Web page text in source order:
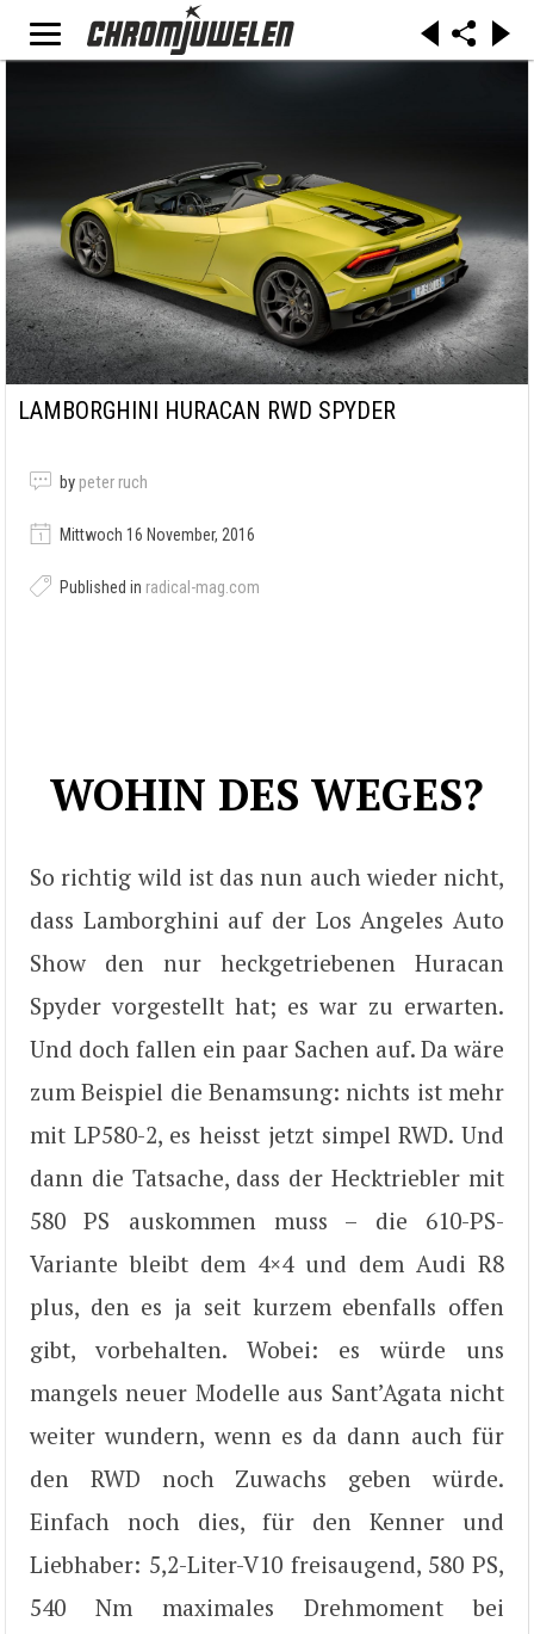
LAMBORGHINI HURACAN RWD SPYDER
by peter ruch
Mittwoch 16 November, 2016
Published in radical-mag.com
WOHIN DES WEGES?
So richtig wild ist das nun auch wieder nicht,
dass Lamborghini auf der Los Angeles Auto
Show den nur heckgetriebenen Huracan
Spyder vorgestellt hat; es war zu erwarten.
Und doch fallen ein paar Sachen auf. Da wäre
zum Beispiel die Benamsung: nichts ist mehr
mit LP580-2, es heisst jetzt simpel RWD. Und
dann die Tatsache, dass der Hecktriebler mit
580 PS auskommen muss – die 610-PS-
Variante bleibt dem 4×4 und dem Audi R8
plus, den es ja seit kurzem ebenfalls offen
gibt, vorbehalten. Wobei: es würde uns
mangels neuer Modelle aus Sant’Agata nicht
weiter wundern, wenn es da dann auch für
den RWD noch Zuwachs geben würde.
Einfach noch dies, für den Kenner und
Liebhaber: 5,2-Liter-V10 freisaugend, 580 PS,
540 Nm maximales Drehmoment bei